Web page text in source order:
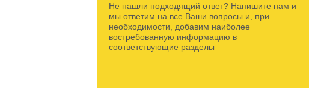
Не нашли подходящий ответ? Напишите нам и
мы ответим на все Ваши вопросы и, при
необходимости, добавим наиболее
востребованную информацию в
соответствующие разделы